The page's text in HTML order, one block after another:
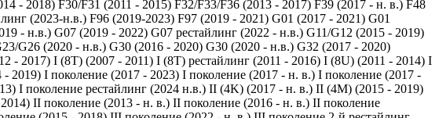
- 2018) F30/F31 (2011 - 2015) F32/F33/F36 (2013 - 2017) F39 (2017 - н. в.) F48
(2023-н.в.) F96 (2019-2023) F97 (2019 - 2021) G01 (2017 - 2021) G01
- н.в.) G07 (2019 - 2022) G07 рестайлинг (2022 - н.в.) G11/G12 (2015 - 2019)
G26 (2020 - н.в.) G30 (2016 - 2020) G30 (2020 - н.в.) G32 (2017 - 2020)
- 2017) I (8T) (2007 - 2011) I (8T) рестайлинг (2011 - 2016) I (8U) (2011 - 2014) I
- 2019) I поколение (2017 - 2023) I поколение (2017 - н. в.) I поколение (2017 -
I поколение рестайлинг (2024 н.в.) II (4K) (2017 - н. в.) II (4M) (2015 - 2019)
II поколение (2013 - н. в.) II поколение (2016 - н. в.) II поколение